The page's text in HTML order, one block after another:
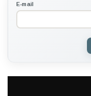
E-mail